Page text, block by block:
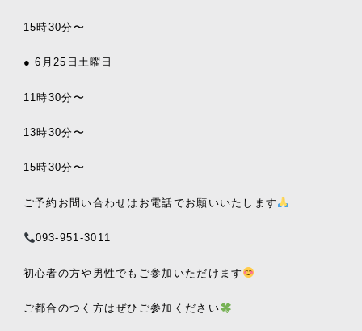
15時30分〜
● 6 月 25 日土曜日
11時30分〜
13時30分〜
15時30分〜
ご予約お問い合わせはお電話でお願いいたします
093-951-3011
初心者の方や男性でもご参加いただけます
ご都合のつく方はぜひご参加ください